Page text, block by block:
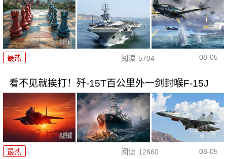
最热 阅读 5704 08-05
看不见就挨打！歼-15T百公里外一剑封喉F-15J
最热 阅读 12660 08-05